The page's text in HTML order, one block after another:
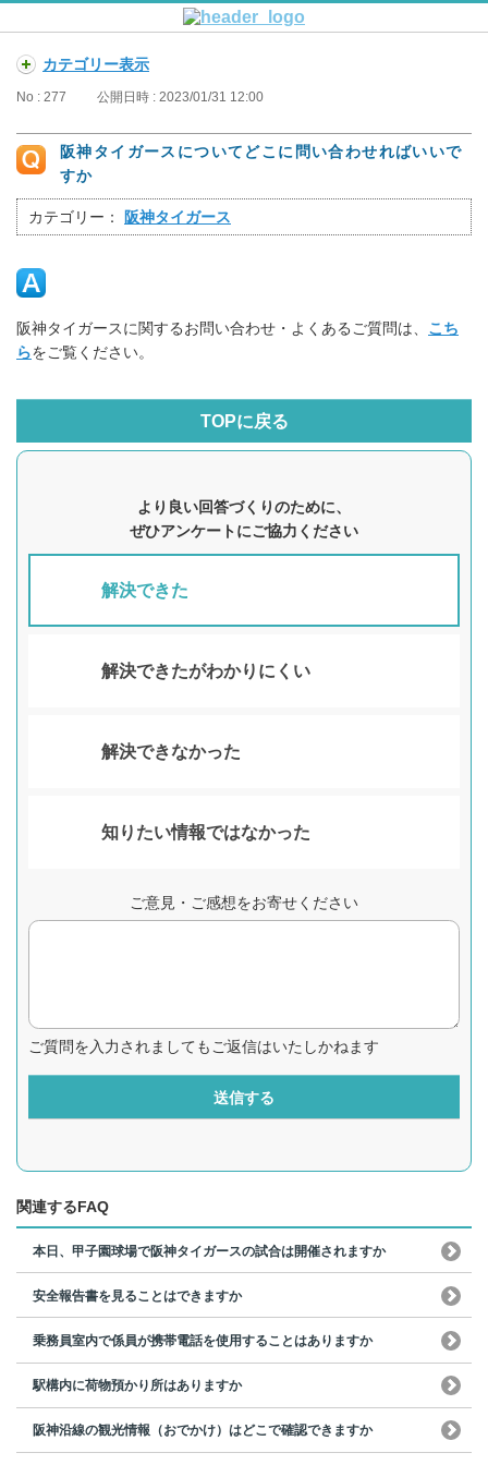
カテゴリー表示
No : 277 公開日時 : 2023/01/31 12:00
阪神タイガースについてどこに問い合わせればいいで
すか
カテゴリー： 阪神タイガース
阪神タイガースに関するお問い合わせ・よくあるご質問は、 こち
らをご覧ください。
TOPに戻る
より良い回答づくりのために、
ぜひアンケートにご協力ください
解決できた
解決できたがわかりにくい
解決できなかった
知りたい情報ではなかった
ご意見・ご感想をお寄せください
ご質問を入力されましてもご返信はいたしかねます
送信する
関連するFAQ
本日、甲子園球場で阪神タイガースの試合は開催されますか
安全報告書を見ることはできますか
乗務員室内で係員が携帯電話を使用することはありますか
駅構内に荷物預かり所はありますか
阪神沿線の観光情報（おでかけ）はどこで確認できますか